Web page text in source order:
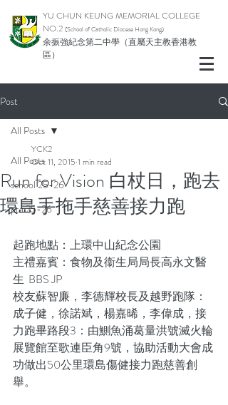
YU CHUN KEUNG MEMORIAL COLLEGE
NO.2 (School of Catholic Diocese Hong Kong)
余振強紀念第二中學（直屬天主教香港教
區）
Post
All Posts
school 25-26
pta 25-26
All Posts
Run for Vision 白杖日，跑去
環島手拖手慈善接力跑
YCK2
Oct 11, 2015 1 min read
起跑地點：上環中山紀念公園
主禮嘉賓：食物及衞生局局長高永文醫
生  BBS JP
校友蘇智廉，李德輝校長及越野跑隊：
成子健，徐諾斌，楊嘉晞，李偉成，接
力跑畢路段3：由鰂魚涌葛量洪號滅火輪
展覽館至歌連臣角9號，協助活動大會成
功做出50公里環島傷健接力跑慈善創
舉。